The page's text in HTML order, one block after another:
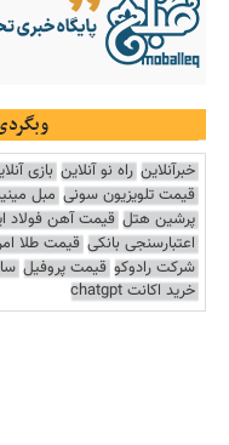
خبرآنلاین راه نو آنلاین بازی
قیمت تلویزیون سونی مبل
پرشین هتل قیمت آهن فولاد
اعتبارسنجی بانکی قیمت طلا
شرکت رادوکو قیمت پروفیل
خرید اکانت chatgpt